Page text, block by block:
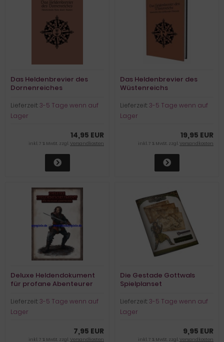
Das Heldenbrevier des
Dornenreiches
Lieferzeit:3-5 Tage wenn auf
Lager
14,95 EUR
inkl. 7 % MwSt. zzgl.Versandkosten
Das Heldenbrevier des
Wüstenreichs
Lieferzeit:3-5 Tage wenn auf
Lager
19,95 EUR
inkl. 7 % MwSt. zzgl.Versandkosten
Deluxe Heldendokument
für profane Abenteurer
Lieferzeit:3-5 Tage wenn auf
Lager
7,95 EUR
inkl. 7 % MwSt. zzgl.Versandkosten
Die Gestade Gottwals
Spielplanset
Lieferzeit:3-5 Tage wenn auf
Lager
9,95 EUR
inkl. 7 % MwSt. zzgl.Versandkosten